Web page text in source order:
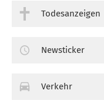
Todesanzeigen
Newsticker
Verkehr